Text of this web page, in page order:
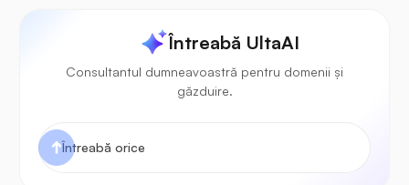
Întreabă UltaAI
Consultantul dumneavoastră pentru domenii și
găzduire.